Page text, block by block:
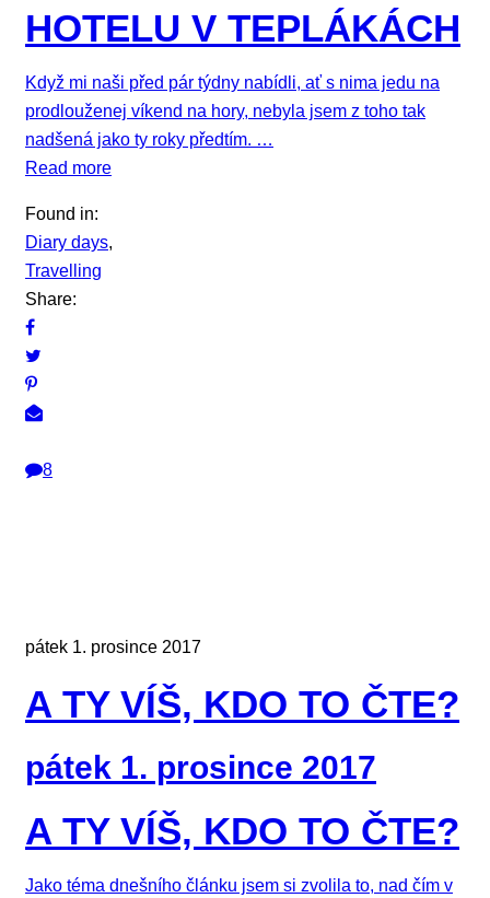
HOTELU V TEPLÁKÁCH
Když mi naši před pár týdny nabídli, ať s nima jedu na
prodlouženej víkend na hory, nebyla jsem z toho tak
nadšená jako ty roky předtím. …
Read more
Found in:
Diary days,
Travelling
Share:
8
pátek 1. prosince 2017
A TY VÍŠ, KDO TO ČTE?
pátek 1. prosince 2017
A TY VÍŠ, KDO TO ČTE?
Jako téma dnešního článku jsem si zvolila to, nad čím v